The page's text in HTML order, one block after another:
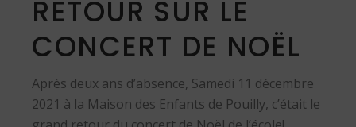
RETOUR SUR LE
CONCERT DE NOËL
Après deux ans d’absence, Samedi 11 décembre
2021 à la Maison des Enfants de Pouilly, c’était le